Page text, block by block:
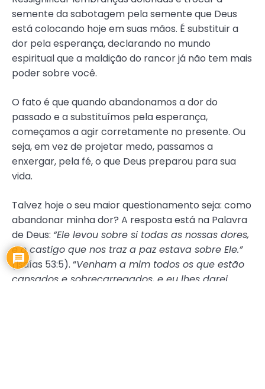
semente da sabotagem pela semente que Deus
está colocando hoje em suas mãos. É substituir a
dor pela esperança, declarando no mundo
espiritual que a maldição do rancor já não tem mais
poder sobre você.
O fato é que quando abandonamos a dor do
passado e a substituímos pela esperança,
começamos a agir corretamente no presente. Ou
seja, em vez de projetar medo, passamos a
enxergar, pela fé, o que Deus preparou para sua
vida.
Talvez hoje o seu maior questionamento seja: como
abandonar minha dor? A resposta está na Palavra
de Deus: “Ele levou sobre si todas as nossas dores,
e o castigo que nos traz a paz estava sobre Ele.”
(Isaías 53:5). “Venham a mim todos os que estão
cansados e sobrecarregados, e eu lhes darei